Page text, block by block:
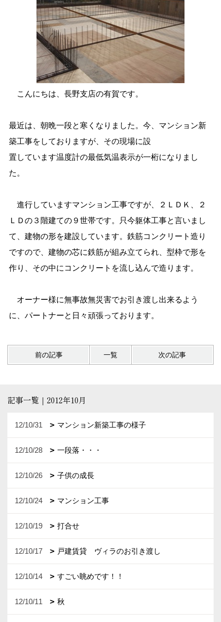
こんにちは、長野支店の有賀です。
最近は、朝晩一段と寒くなりました。今、マンション新
築工事をしておりますが、その現場に設
置しています温度計の最低気温表示が一桁になりまし
た。
進行していますマンション工事ですが、２ＬＤＫ、２
ＬＤの３階建ての９世帯です。只今躯体工事と言いまし
て、建物の形を建設しています。鉄筋コンクリート造り
ですので、建物の芯に鉄筋が組み立てられ、型枠で形を
作り、その中にコンクリートを流し込んで造ります。
オーナー様に無事故無災害でお引き渡し出来るよう
に、パートナーと日々頑張っております。
前の記事 一覧 次の記事
記事一覧｜2012年10月
12/10/31 マンション新築工事の様子
12/10/28 一段落・・・
12/10/26 子供の成長
12/10/24 マンション工事
12/10/19 打合せ
12/10/17 戸建賃貸 ヴィラのお引き渡し
12/10/14 すごい眺めです！！
12/10/11 秋